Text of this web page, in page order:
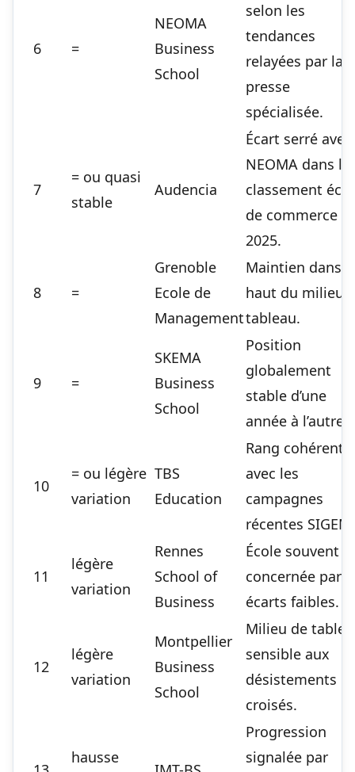
6 =
NEOMA
Business
School
selon les
tendances
relayées par la
presse
spécialisée.
7
= ou quasi
stable
Audencia
Écart serré avec
NEOMA dans le
classement
de commerce
2025.
8 =
Grenoble
Ecole de
Management
Maintien dans
haut du milieu
tableau.
9 =
SKEMA
Business
School
Position
globalement
stable d’une
année à l’autre.
10
= ou légère
variation
TBS
Education
Rang cohérent
avec les
campagnes
récentes SIGEM.
11
légère
variation
Rennes
School of
Business
École souvent
concernée par
écarts faibles.
12
légère
variation
Montpellier
Business
School
Milieu de
sensible aux
désistements
croisés.
hausse
Progression
signalée par